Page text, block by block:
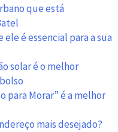
na
da
das
cidades
bonitas
que está
é essencial para a sua
solar é o melhor
para Morar” é a melhor
mais desejado?